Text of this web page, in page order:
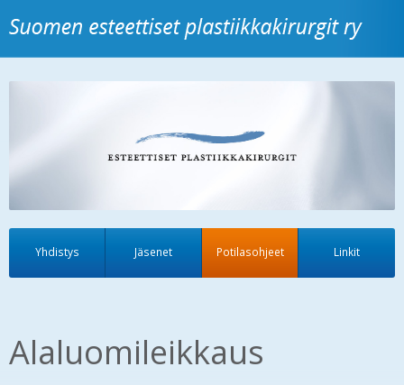
Yhdistys Jäsenet Potilasohjeet Linkit
Alaluomileikkaus